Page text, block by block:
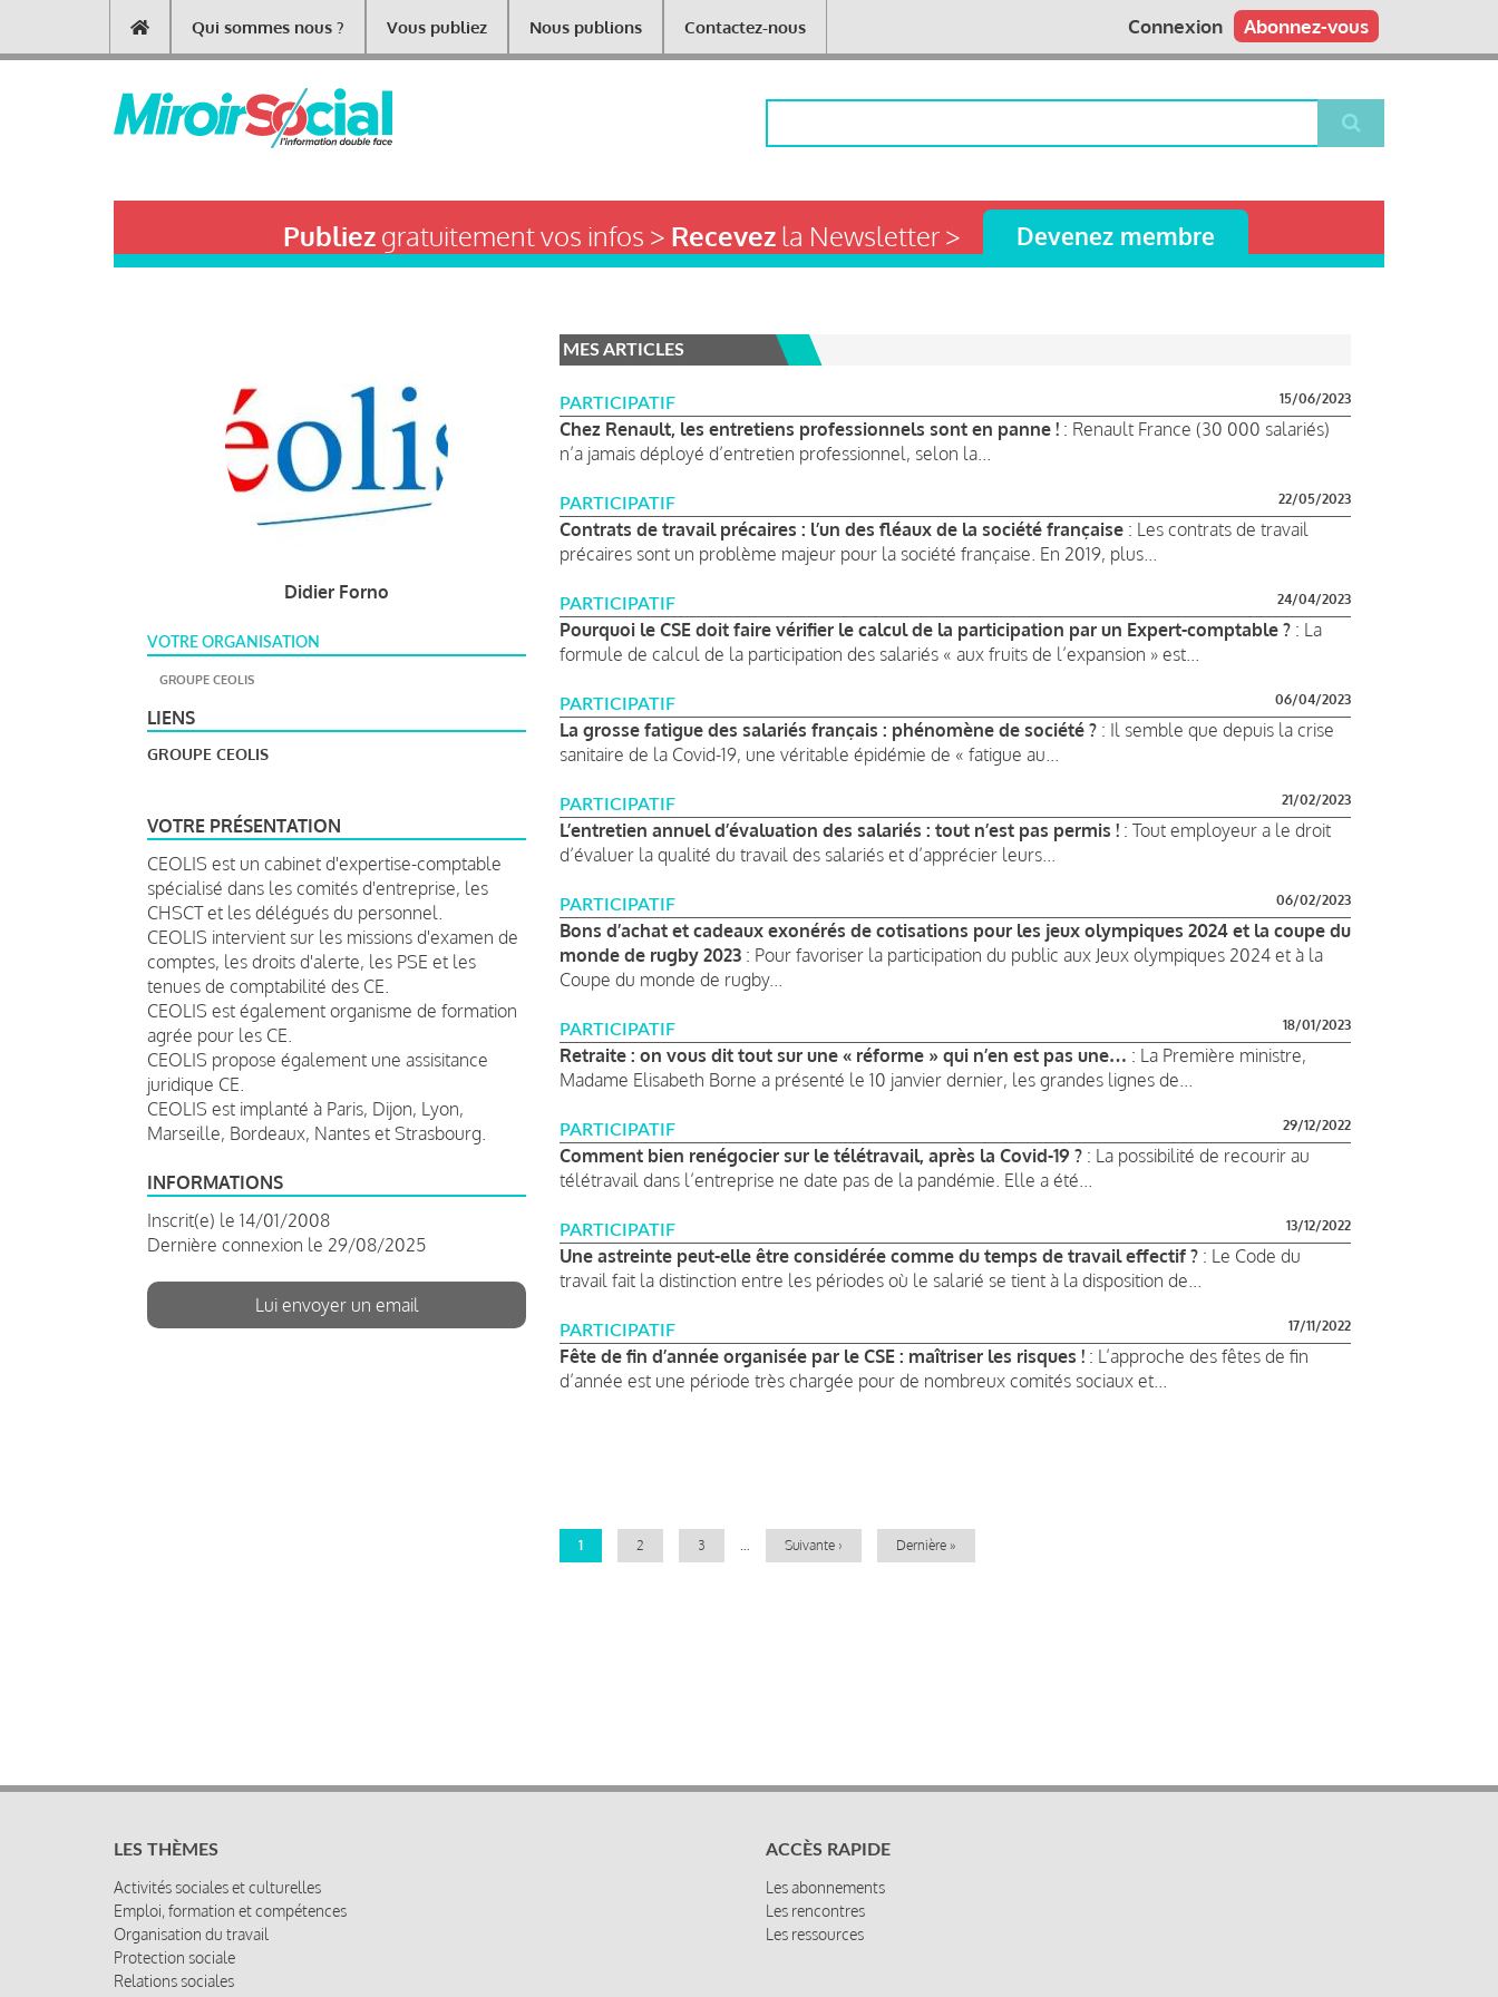
contenu
Main
navigation
Qui sommes nous ? Vous publiez Nous publions Contactez-nous Abonnez-vous
Connexion
Publiezgratuitement vos infos > Recevezla Newsletter > Devenez membre
Didier Forno
VOTRE ORGANISATION
GROUPE CEOLIS
LIENS
GROUPE CEOLIS
VOTRE PRÉSENTATION
CEOLIS est un cabinet d'expertise-comptable
spécialisé dans les comités d'entreprise, les
CHSCT et les délégués du personnel.
CEOLIS intervient sur les missions d'examen de
comptes, les droits d'alerte, les PSE et les
tenues de comptabilité des CE.
CEOLIS est également organisme de formation
agrée pour les CE.
CEOLIS propose également une assisitance
juridique CE.
CEOLIS est implanté à Paris, Dijon, Lyon,
Marseille, Bordeaux, Nantes et Strasbourg.
INFORMATIONS
Inscrit(e) le 14/01/2008
Dernière connexion le 29/08/2025
Lui envoyer un email
MES ARTICLES
PARTICIPATIF 15/06/2023
Chez Renault, les entretiens professionnels sont en panne ! : Renault France (30 000 salariés)
n’a jamais déployé d’entretien professionnel, selon la...
PARTICIPATIF 22/05/2023
Contrats de travail précaires : l’un des fléaux de la société française : Les contrats de travail
précaires sont un problème majeur pour la société française. En 2019, plus...
PARTICIPATIF 24/04/2023
Pourquoi le CSE doit faire vérifier le calcul de la participation par un Expert-comptable ? : La
formule de calcul de la participation des salariés « aux fruits de l’expansion » est...
PARTICIPATIF 06/04/2023
La grosse fatigue des salariés français : phénomène de société ? : Il semble que depuis la crise
sanitaire de la Covid-19, une véritable épidémie de « fatigue au...
PARTICIPATIF 21/02/2023
L’entretien annuel d’évaluation des salariés : tout n’est pas permis ! : Tout employeur a le droit
d’évaluer la qualité du travail des salariés et d’apprécier leurs...
PARTICIPATIF 06/02/2023
Bons d’achat et cadeaux exonérés de cotisations pour les jeux olympiques 2024 et la coupe du
monde de rugby 2023 : Pour favoriser la participation du public aux Jeux olympiques 2024 et à la
Coupe du monde de rugby...
PARTICIPATIF 18/01/2023
Retraite : on vous dit tout sur une « réforme » qui n’en est pas une… : La Première ministre,
Madame Elisabeth Borne a présenté le 10 janvier dernier, les grandes lignes de...
PARTICIPATIF 29/12/2022
Comment bien renégocier sur le télétravail, après la Covid-19 ? : La possibilité de recourir au
télétravail dans l’entreprise ne date pas de la pandémie. Elle a été...
PARTICIPATIF 13/12/2022
Une astreinte peut-elle être considérée comme du temps de travail effectif ? : Le Code du
travail fait la distinction entre les périodes où le salarié se tient à la disposition de...
PARTICIPATIF 17/11/2022
Fête de fin d’année organisée par le CSE : maîtriser les risques ! : L’approche des fêtes de fin
d’année est une période très chargée pour de nombreux comités sociaux et...
Page
1 Page
2 Page
3
Page
Suivante ›
Dernière
Dernière »
LES THÈMES
Activités sociales et culturelles
Emploi, formation et compétences
Organisation du travail
Protection sociale
Relations sociales
ACCÈS RAPIDE
Les abonnements
Les rencontres
Les ressources